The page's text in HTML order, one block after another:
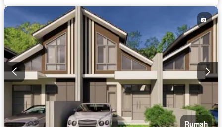
Rumah